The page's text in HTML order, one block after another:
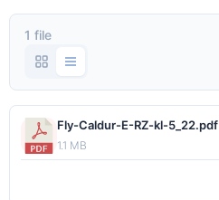
1 file
Fly-Caldur-E-RZ-kl-5_22.pdf
1.1 MB